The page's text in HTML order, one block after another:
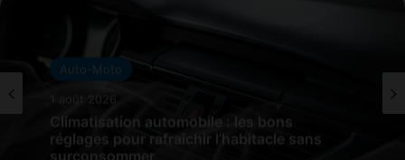
Auto-Moto
1 août 2026
Climatisation automobile : les bons
réglages pour rafraîchir l’habitacle sans
surconsommer